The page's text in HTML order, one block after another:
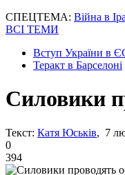
СПЕЦТЕМА: Війна в
ВСІ ТЕМИ
Вступ України в
Теракт в Барселоні
Силовики
Текст: Катя Юськів, 7
0
394